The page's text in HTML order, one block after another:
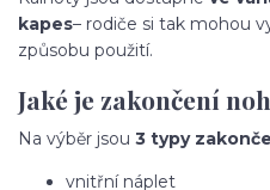
kapes– rodiče si tak mohou
způsobu použití.
Jaké je zakončení
Na výběr jsou 3 typy
vnitřní náplet